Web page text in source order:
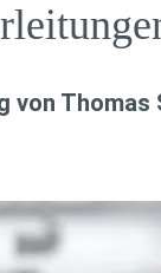
von Thomas